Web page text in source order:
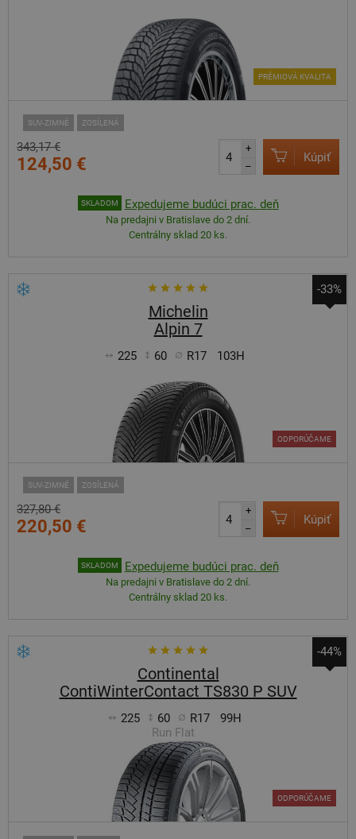
SUV-ZIMNÉ ZOSÍLENÁ
PRÉMIOVÁ KVALITA
343,17 €
124,50 €
+
–
Kúpiť
SKLADOM Expedujeme budúci prac. deň
Na predajni v Bratislave do 2 dní.
Centrálny sklad 20 ks.
-33%
Michelin
Alpin 7
225 60 R17 103H
SUV-ZIMNÉ ZOSÍLENÁ
ODPORÚČAME
327,80 €
220,50 €
+
–
Kúpiť
SKLADOM Expedujeme budúci prac. deň
Na predajni v Bratislave do 2 dní.
Centrálny sklad 20 ks.
-44%
Continental
ContiWinterContact TS830 P SUV
225 60 R17
99H
Run Flat
ODPORÚČAME